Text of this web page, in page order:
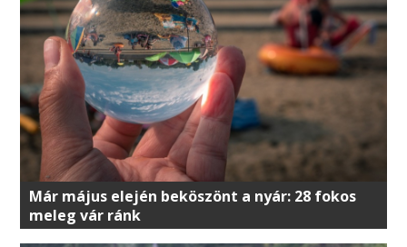
Már május elején beköszönt a nyár: 28 fokos
meleg vár ránk